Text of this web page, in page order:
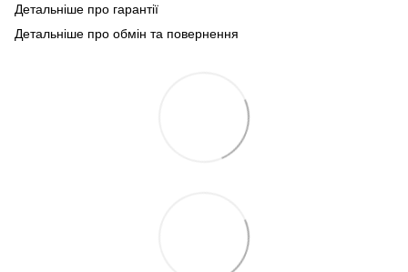
Детальніше про гарантії
Детальніше про обмін та повернення